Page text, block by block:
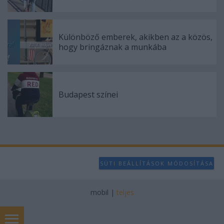
Különböző emberek, akikben az a közös,
hogy bringáznak a munkába
Budapest színei
SÜTI BEÁLLÍTÁSOK MÓDOSÍTÁSA
mobil | teljes